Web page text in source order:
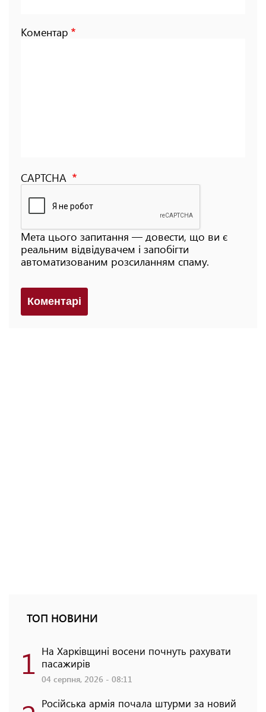
Коментар
CAPTCHA
Мета цього запитання — довести, що ви є
реальним відвідувачем і запобігти
автоматизованим розсиланням спаму.
Коментарi
ТОП НОВИНИ
1 На Харківщині восени почнуть рахувати
пасажирів
04 серпня, 2026 - 08:11
Російська армія почала штурми за новий